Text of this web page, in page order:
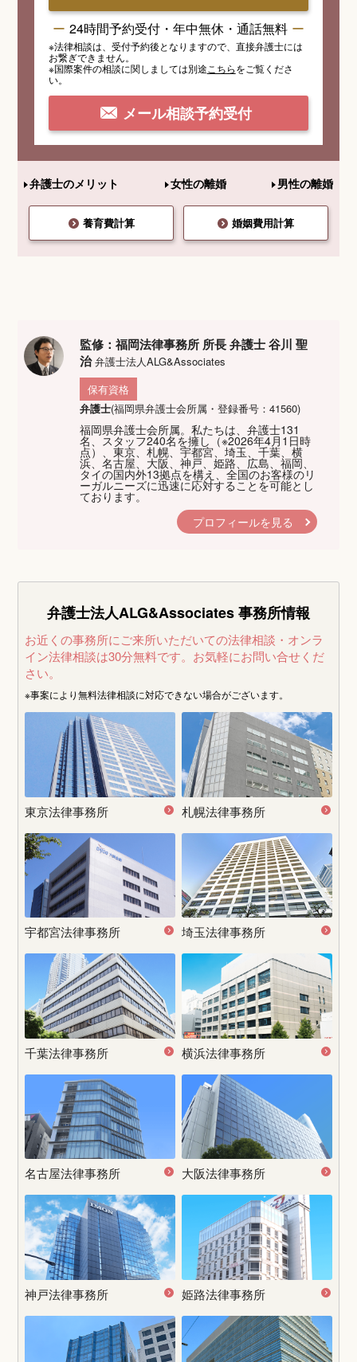
24時間予約受付・年中無休・通話無料
※法律相談は、受付予約後となりますので、 直接弁護士には
お繋ぎできません。
※国際案件の相談に関しましては別途 こちらをご覧くださ
い。
メール相談予約受付
弁護士のメリット 女性の離婚 男性の離婚
養育費計算 婚姻費用計算
監修：福岡法律事務所 所長 弁護士 谷川 聖
治弁護士法人ALG&Associates
保有資格
弁護士(福岡県弁護士会所属・登録番号：41560)
福岡県弁護士会所属。私たちは、弁護士131
名、スタッフ240名を擁し（※2026年4月1日時
点）、東京、札幌、宇都宮、埼玉、千葉、横
浜、名古屋、大阪、神戸、姫路、広島、福岡、
タイの国内外13拠点を構え、全国のお客様のリ
ーガルニーズに迅速に応対することを可能とし
ております。
プロフィールを見る
弁護士法人ALG&Associates事務所情報
お近くの事務所にご来所いただいての法律相談・オンラ
イン法律相談は30分無料です。 お気軽にお問い合せくだ
さい。
※事案により無料法律相談に対応できない場合がございます。
東京法律事務所 札幌法律事務所
宇都宮法律事務所 埼玉法律事務所
千葉法律事務所 横浜法律事務所
名古屋法律事務所 大阪法律事務所
神戸法律事務所 姫路法律事務所